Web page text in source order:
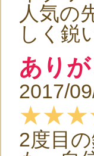
人気の
しく鋭
あり
2017/
2度目